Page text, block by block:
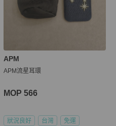
APM
APM流星耳環
MOP 566
狀況良好 台灣 免運